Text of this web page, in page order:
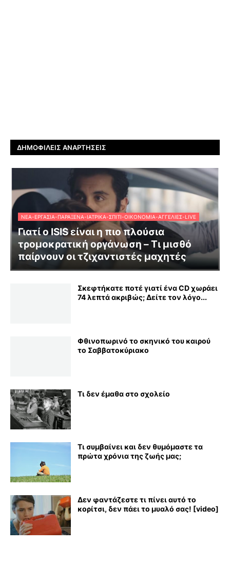
ΔΗΜΟΦΙΛΕΊΣ ΑΝΑΡΤΉΣΕΙΣ
ΝΈΑ-ΕΡΓΑΣΊΑ-ΠΑΡΆΞΕΝΑ-ΙΑΤΡΙΚΆ-ΣΠΊΤΙ-ΟΙΚΟΝΟΜΊΑ-ΑΓΓΕΛΊΕΣ-LIVE
Γιατί ο ISIS είναι η πιο πλούσια
τρομοκρατική οργάνωση – Τι μισθό
παίρνουν οι τζιχαντιστές μαχητές
Σκεφτήκατε ποτέ γιατί ένα CD χωράει
74 λεπτά ακριβώς; Δείτε τον λόγο...
Φθινοπωρινό το σκηνικό του καιρού
το Σαββατοκύριακο
Τι δεν έμαθα στο σχολείο
Τι συμβαίνει και δεν θυμόμαστε τα
πρώτα χρόνια της ζωής μας;
Δεν φαντάζεστε τι πίνει αυτό το
κορίτσι, δεν πάει το μυαλό σας! [video]